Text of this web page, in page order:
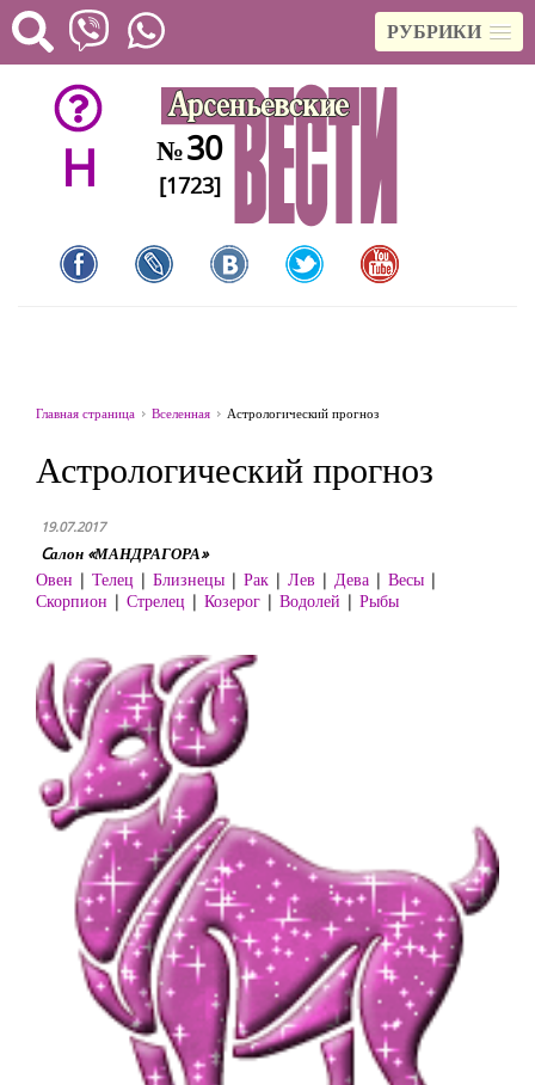
РУБРИКИ
H №30
[1723]
Главная страница Вселенная Астрологический прогноз
Астрологический прогноз
19.07.2017
Cалон «МАНДРАГОРА»
Овен | Телец | Близнецы | Рак | Лев | Дева | Весы |
Скорпион | Стрелец | Козерог | Водолей | Рыбы